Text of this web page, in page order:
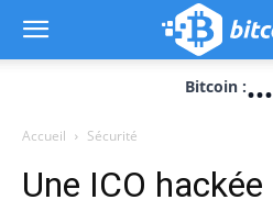
Bitcoin :...
Accueil Sécurité
Une ICO hackée